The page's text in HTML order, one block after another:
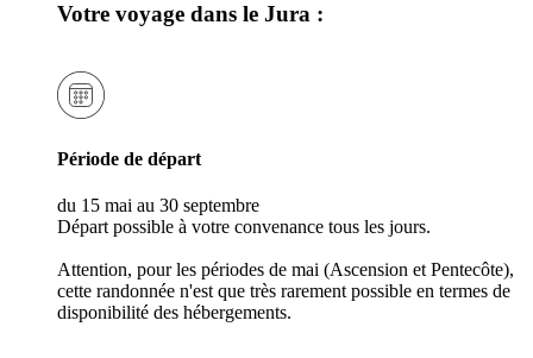
Votre voyage dans le Jura :
Période de départ
du 15 mai au 30 septembre
Départ possible à votre convenance tous les jours.
Attention, pour les périodes de mai (Ascension et Pentecôte),
cette randonnée n'est que très rarement possible en termes de
disponibilité des hébergements.